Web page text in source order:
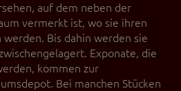
auf dem neben der
vermerkt ist, wo sie ihren
Bis dahin werden sie
Exponate, die
kommen zur
Bei manchen Stücken